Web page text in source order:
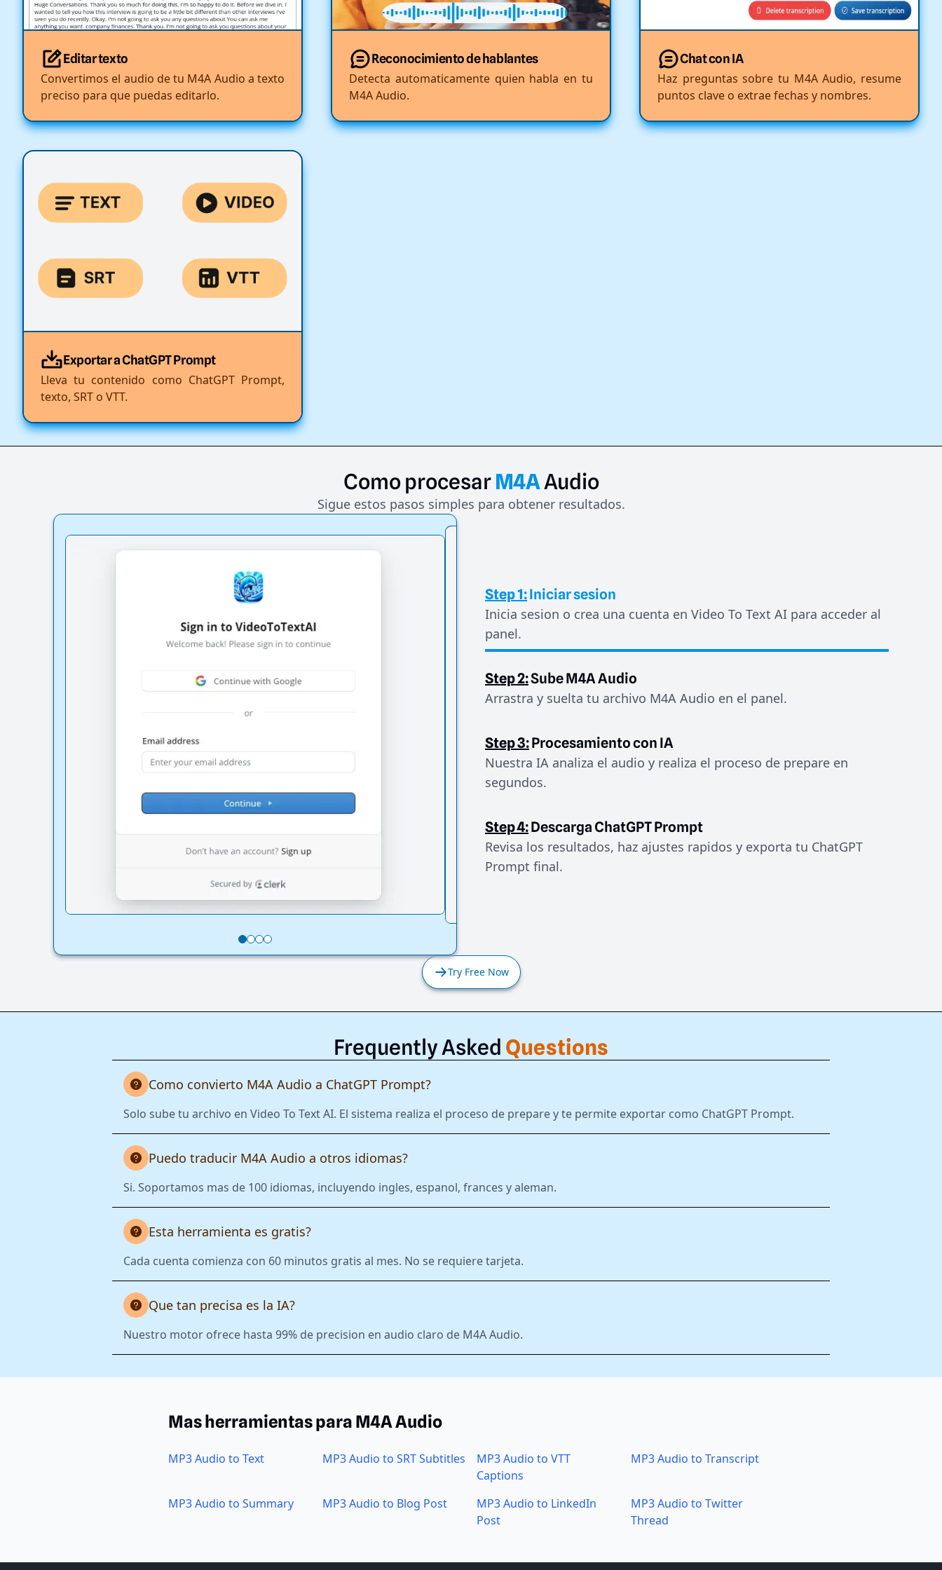
Editar texto
Convertimos el audio de tu M4A Audio a texto
preciso para que puedas editarlo.
Reconocimiento de hablantes
Detecta automaticamente quien habla en tu
M4A Audio.
Chat con IA
Haz preguntas sobre tu M4A Audio, resume
puntos clave o extrae fechas y nombres.
Exportar a ChatGPT Prompt
Lleva tu contenido como ChatGPT Prompt,
texto, SRT o VTT.
Como procesar M4AAudio
Sigue estos pasos simples para obtener resultados.
Step 1:Iniciar sesion
Inicia sesion o crea una cuenta en Video To Text AI para acceder al
panel.
Step 2:Sube M4A Audio
Arrastra y suelta tu archivo M4A Audio en el panel.
Step 3:Procesamiento con IA
Nuestra IA analiza el audio y realiza el proceso de prepare en
segundos.
Step 4:Descarga ChatGPT Prompt
Revisa los resultados, haz ajustes rapidos y exporta tu ChatGPT
Prompt final.
Try Free Now
Frequently Asked Questions
Como convierto M4A Audio a ChatGPT Prompt?
Solo sube tu archivo en Video To Text AI. El sistema realiza el proceso de prepare y te permite exportar como ChatGPT Prompt.
Puedo traducir M4A Audio a otros idiomas?
Si. Soportamos mas de 100 idiomas, incluyendo ingles, espanol, frances y aleman.
Esta herramienta es gratis?
Cada cuenta comienza con 60 minutos gratis al mes. No se requiere tarjeta.
Que tan precisa es la IA?
Nuestro motor ofrece hasta 99% de precision en audio claro de M4A Audio.
Mas herramientas para M4A Audio
MP3 Audio to Text MP3 Audio to SRT Subtitles
MP3 Audio to VTT
Captions
MP3 Audio to Transcript
MP3 Audio to Summary MP3 Audio to Blog Post
MP3 Audio to LinkedIn
Post
MP3 Audio to Twitter
Thread